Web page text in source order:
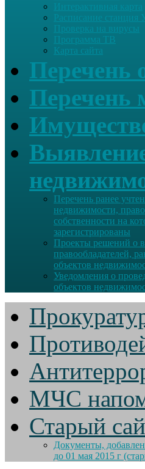
Интерактивная карта
Расписание станция
Проверка на вирусы
Программа ТВ
Карта сайта
Перечень
Перечень
Перечень ранее
недвижимости, право
собственности на
зарегистрированы
Проекты решений о
правообладателей,
объектов
Уведомления о
объектов
МЧС
Старый
Документы,
до 01 мая 2015 г